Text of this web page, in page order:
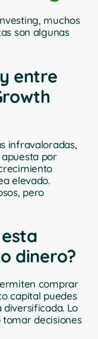
muchos
son algunas
entre
infravaloradas,
por
elevado.
pero
dinero?
comprar
capital puedes
Lo
decisiones